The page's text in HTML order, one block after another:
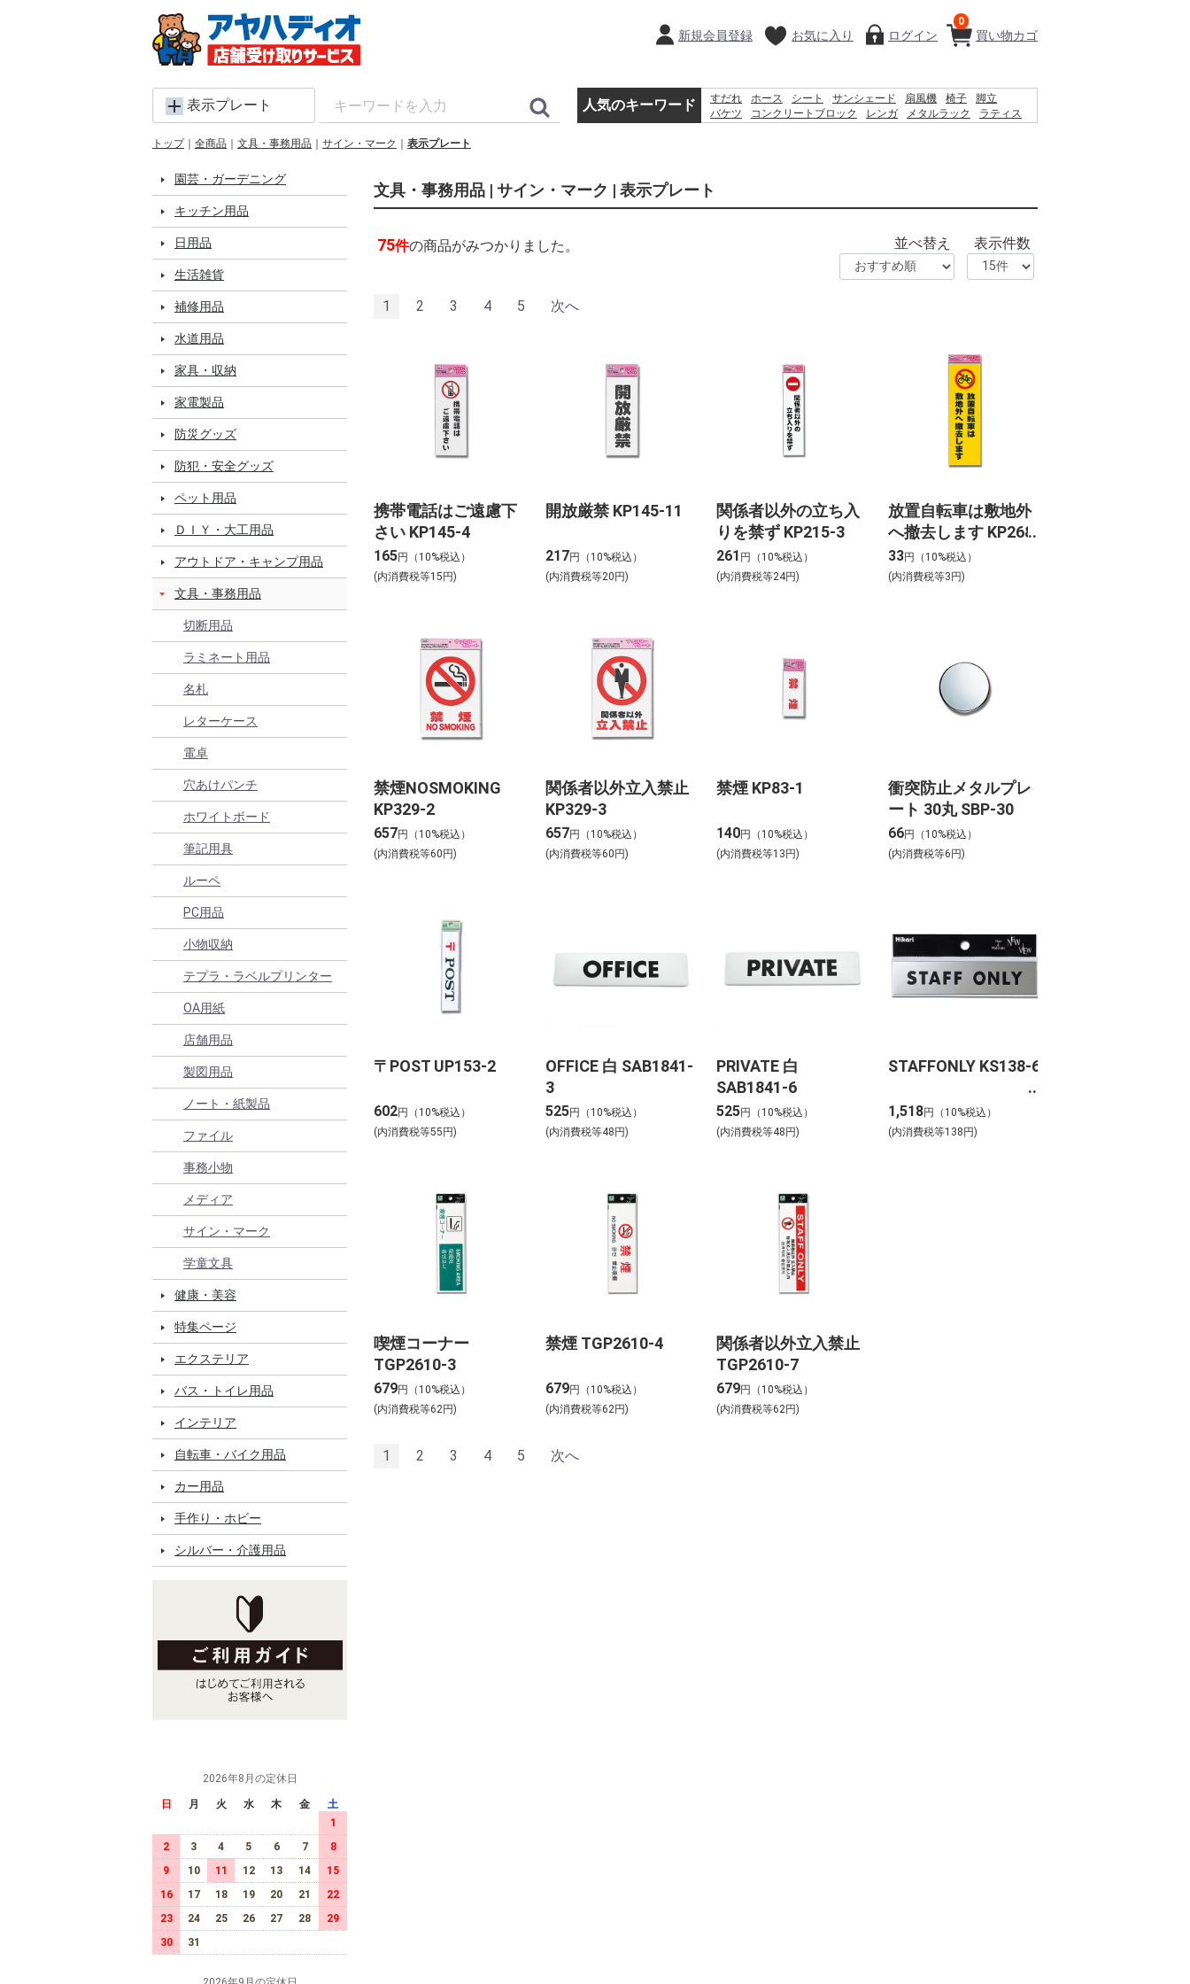
買い物カゴ
0
新規会員登録 お気に入り ログイン
表示プレート 人気のキーワード すだれ ホース シート サンシェード 扇風機 椅子
脚立
バケツ
コンクリートブロック レンガ メタルラック
ラティス
トップ 全商品 文具・事務用品 サイン・マーク 表示プレート
園芸・ガーデニング
キッチン用品
日用品
生活雑貨
補修用品
水道用品
家具・収納
家電製品
防災グッズ
防犯・安全グッズ
ペット用品
ＤＩＹ・大工用品
アウトドア・キャンプ用品
文具・事務用品
切断用品
ラミネート用品
名札
レターケース
電卓
穴あけパンチ
ホワイトボード
筆記用具
ルーペ
PC用品
小物収納
テプラ・ラベルプリンター
OA用紙
店舗用品
製図用品
ノート・紙製品
ファイル
事務小物
メディア
サイン・マーク
学童文具
健康・美容
特集ページ
エクステリア
バス・トイレ用品
インテリア
自転車・バイク用品
カー用品
手作り・ホビー
シルバー・介護用品
2026年8月の定休日
日 月 火 水 木 金
土
1
2
3 4 5 6 7
8
9
10 11 12 13 14
15
16
17 18 19 20 21
22
23
24 25 26 27 28
29
30
31
文具・事務用品 | サイン・マーク | 表示プレート
75件の商品がみつかりました。 並べ替え 表示件数
1 2 3 4 5 次へ
携帯電話はご遠慮下
さい KP145-4
165円（10%税込）
(内消費税等15円)
開放厳禁 KP145-11
217円（10%税込）
(内消費税等20円)
関係者以外の立ち入
りを禁ず KP215-3
261 円（10%税込）
(内消費税等24円)
放置自転車は敷地外
へ撤去します KP268-
11
33円（10%税込）
(内消費税等3円)
禁煙NOSMOKING
KP329-2
657円（10%税込）
(内消費税等60円)
関係者以外立入禁止
KP329-3
657円（10%税込）
(内消費税等60円)
禁煙 KP83-1
140円（10%税込）
(内消費税等13円)
衝突防止メタルプレ
ート 30丸 SBP-30
66円（10%税込）
(内消費税等6円)
〒POST UP153-2
602円（10%税込）
(内消費税等55円)
OFFICE 白 SAB1841-
3
525円（10%税込）
(内消費税等48円)
PRIVATE 白
SAB1841-6
525円（10%税込）
(内消費税等48円)
STAFFONLY KS138-6
1,518円（10%税込）
(内消費税等138円)
喫煙コーナー
TGP2610-3
679円（10%税込）
(内消費税等62円)
禁煙 TGP2610-4
679円（10%税込）
(内消費税等62円)
関係者以外立入禁止
TGP2610-7
679円（10%税込）
(内消費税等62円)
1 2 3 4 5 次へ